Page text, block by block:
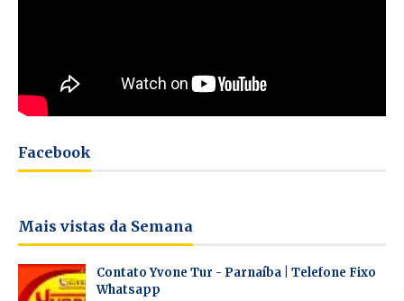
Facebook
Mais vistas da Semana
Contato Yvone Tur - Parnaíba | Telefone Fixo
Whatsapp